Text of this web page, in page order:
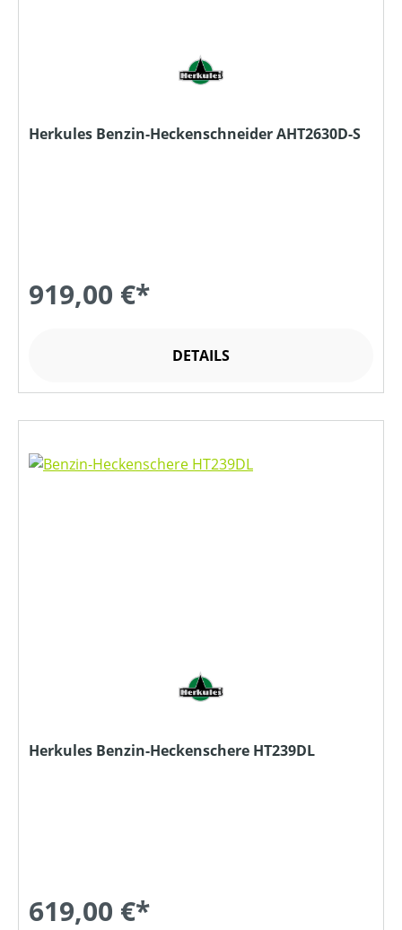
Herkules Benzin-Heckenschneider AHT2630D-S
919,00 €*
DETAILS
Herkules Benzin-Heckenschere HT239DL
619,00 €*